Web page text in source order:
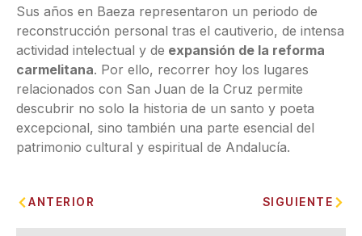
Sus años en Baeza representaron un periodo de
reconstrucción personal tras el cautiverio, de intensa
actividad intelectual y de expansión de la reforma
carmelitana. Por ello, recorrer hoy los lugares
relacionados con San Juan de la Cruz permite
descubrir no solo la historia de un santo y poeta
excepcional, sino también una parte esencial del
patrimonio cultural y espiritual de Andalucía.
ANTERIOR SIGUIENTE